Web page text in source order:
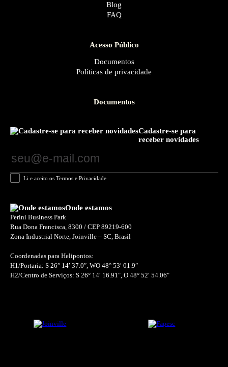
Blog
FAQ
Acesso Público
Documentos
Políticas de privacidade
Documentos
Cadastre-se para
receber novidades
Li e aceito os Termos e Privacidade
Onde estamos
Perini Business Park
Rua Dona Francisca, 8300 / CEP 89219-600
Zona Industrial Norte, Joinville – SC, Brasil
Coordenadas para Helipontos:
H1/Portaria: S 26° 14′ 37.0″, WO 48° 53′ 01.9″
H2/Centro de Serviços: S 26° 14′ 16.91″, O 48° 52′ 54.06″